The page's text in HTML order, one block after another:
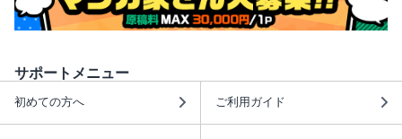
サポートメニュー
初めての方へ ご利用ガイド